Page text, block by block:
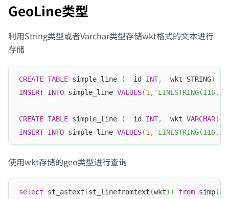
GeoLine类型
利用String类型或者Varchar类型存储wkt格式的文本进行
存储
CREATE TABLE simple_line (
  id
INT,
  wkt STRING
)
INSERT INTO simple_line VALUES(1 ,
CREATE TABLE simple_line (
  id
INT,
  wkt
VARCHAR(
INSERT INTO simple_line VALUES(1 ,
使用wkt存储的geo类型进行查询
select st_astext (st_linefromtext (wkt) ) from